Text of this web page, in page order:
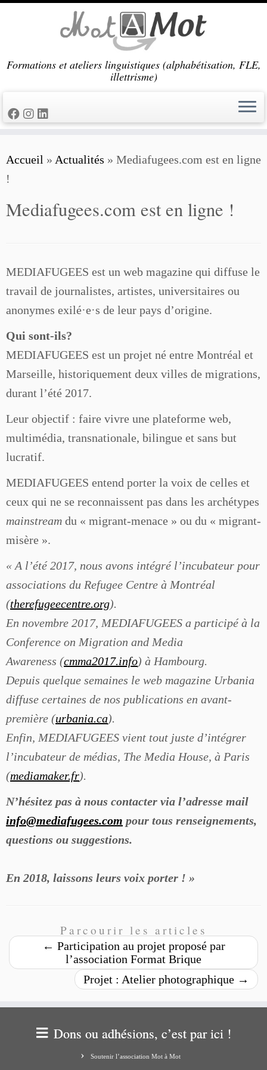
Formations et ateliers linguistiques (alphabétisation, FLE,
illettrisme)
Accueil » Actualités » Mediafugees.com est en ligne
!
Mediafugees.com est en ligne !
MEDIAFUGEES est un web magazine qui diffuse le
travail de journalistes, artistes, universitaires ou
anonymes exilé·e·s de leur pays d’origine.
Qui sont-ils?
MEDIAFUGEES est un projet né entre Montréal et
Marseille, historiquement deux villes de migrations,
durant l’été 2017.
Leur objectif : faire vivre une plateforme web,
multimédia, transnationale, bilingue et sans but
lucratif.
MEDIAFUGEES entend porter la voix de celles et
ceux qui ne se reconnaissent pas dans les archétypes
mainstream du « migrant-menace » ou du « migrant-
misère ».
« A l’été 2017, nous avons intégré l’incubateur pour
associations du Refugee Centre à Montréal
(therefugeecentre.org).
En novembre 2017, MEDIAFUGEES a participé à la
Conference on Migration and Media
Awareness (cmma2017.info) à Hambourg.
Depuis quelque semaines le web magazine Urbania
diffuse certaines de nos publications en avant-
première (urbania.ca).
Enfin, MEDIAFUGEES vient tout juste d’intégrer
l’incubateur de médias, The Media House, à Paris
(mediamaker.fr).
N’hésitez pas à nous contacter via l’adresse mail
info@mediafugees.com pour tous renseignements,
questions ou suggestions.
En 2018, laissons leurs voix porter ! »
Parcourir les articles
← Participation au projet proposé par
l’association Format Brique
Projet : Atelier photographique →
Dons ou adhésions, c’est par ici !
Soutenir l’association Mot à Mot